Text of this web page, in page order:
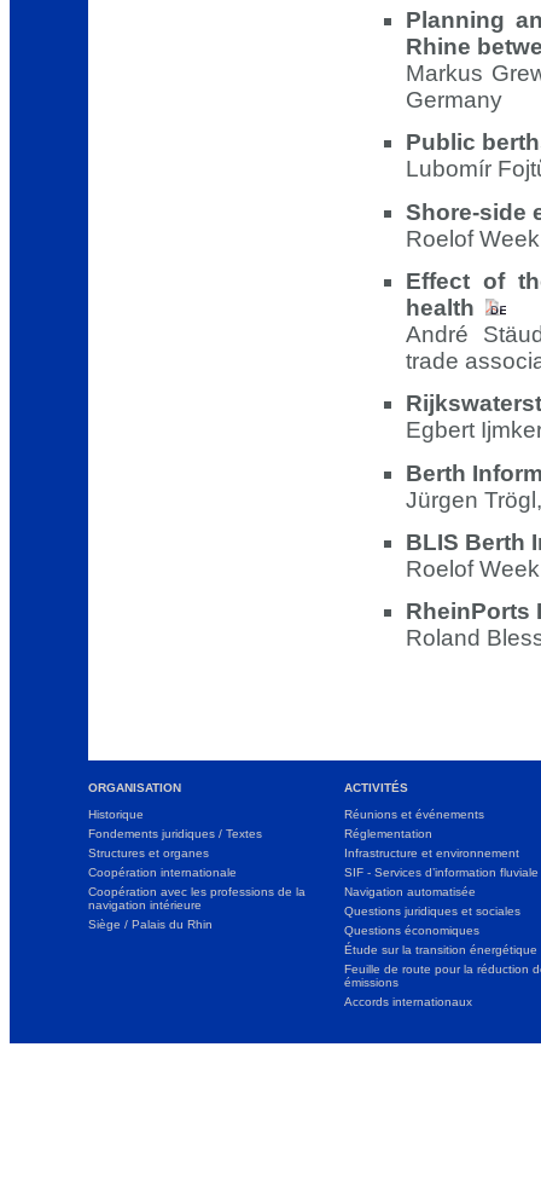
Planning
Rhine
Markus
Germany
Public
Lubomír
Shore-side
Roelof
Effect of
health
André
trade
Egbert
Berth
Jürgen
BLIS Berth
Roelof
RheinPorts
Roland
ORGANISATION
Historique
Fondements juridiques / Textes
Structures et organes
Coopération internationale
Coopération avec les professions de la
navigation intérieure
Siège / Palais du Rhin
ACTIVITÉS
Réunions et événements
Réglementation
Infrastructure et environnement
SIF - Services d’information fluviale
Navigation automatisée
Questions juridiques et sociales
Questions économiques
Étude sur la transition énergétique
Feuille de route pour la réduction
émissions
Accords internationaux